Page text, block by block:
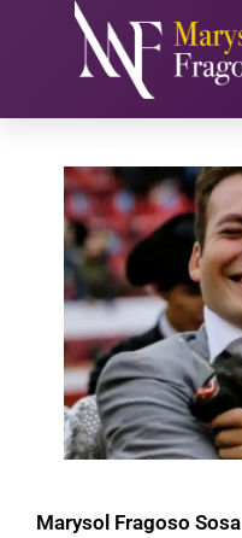
contenido
Marysol Fragoso Sosa